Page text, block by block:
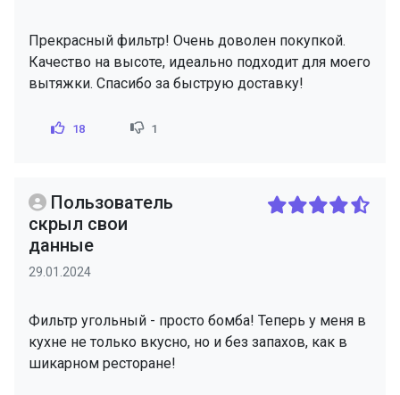
Прекрасный фильтр! Очень доволен покупкой.
Качество на высоте, идеально подходит для моего
вытяжки. Спасибо за быструю доставку!
18 1
Пользователь
скрыл свои
данные
29.01.2024
Фильтр угольный - просто бомба! Теперь у меня в
кухне не только вкусно, но и без запахов, как в
шикарном ресторане!